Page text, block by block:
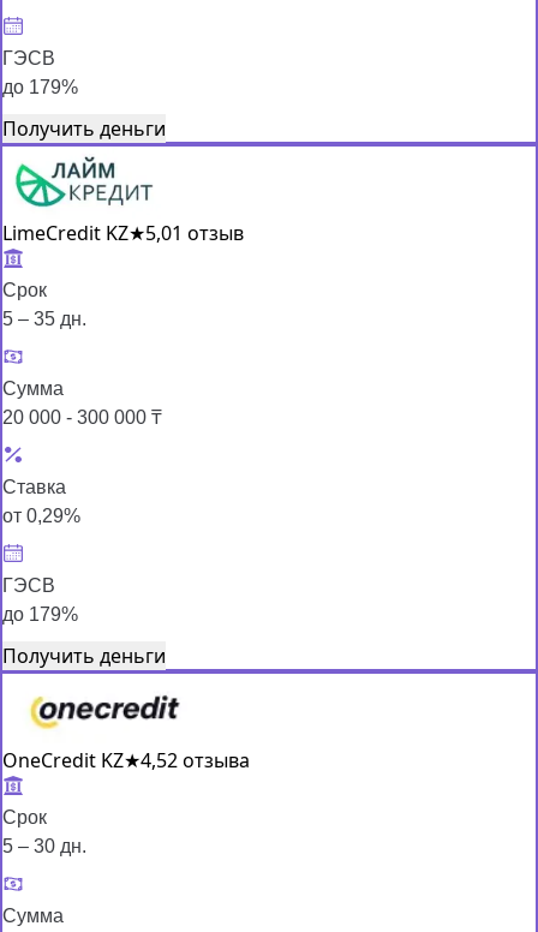
ГЭСВ
до 179%
Получить деньги
LimeCredit KZ★5,01 отзыв
Срок
5 – 35 дн.
Сумма
20 000 - 300 000 ₸
Ставка
от 0,29%
ГЭСВ
до 179%
Получить деньги
OneCredit KZ★4,52 отзыва
Срок
5 – 30 дн.
Сумма